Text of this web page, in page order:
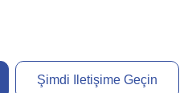
Şimdi Iletişime Geçin